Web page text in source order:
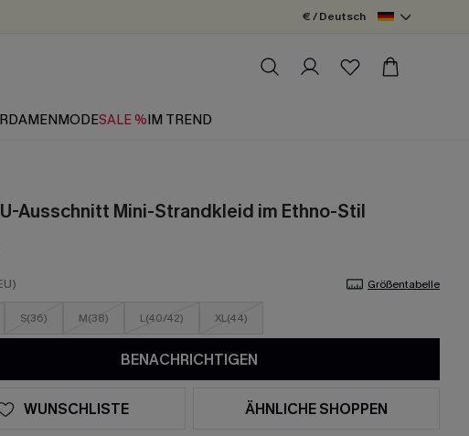
€ / Deutsch
DAMENMODESALE %IM TREND
Ausschnitt Mini-Strandkleid im Ethno-Stil
Größentabelle
S(36) M(38) L(40/42) XL(44)
BENACHRICHTIGEN
WUNSCHLISTE ÄHNLICHE SHOPPEN